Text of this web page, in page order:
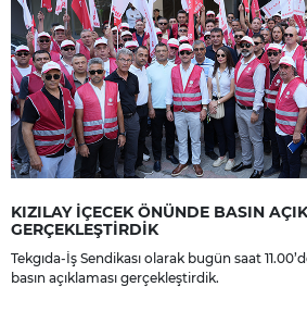
KIZILAY İÇECEK ÖNÜNDE BASIN
GERÇEKLEŞTİRDİK
Tekgıda-İş Sendikası olarak bugün saat
basın açıklaması gerçekleştirdik.